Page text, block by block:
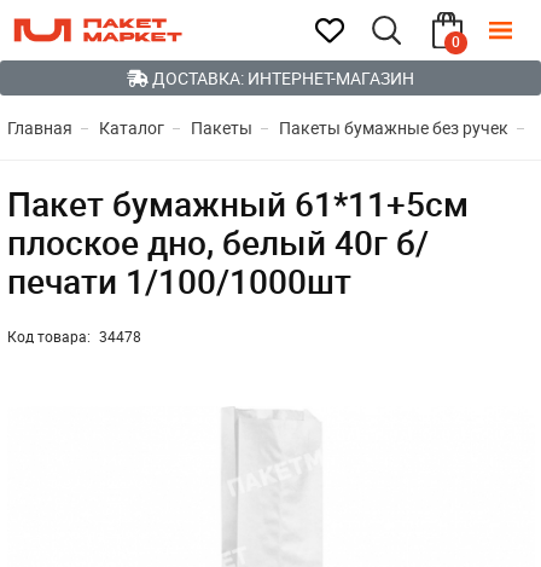
0
ДОСТАВКА: ИНТЕРНЕТ-МАГАЗИН
Главная Каталог Пакеты Пакеты бумажные без ручек
Пакет бумажный 61*11+5см
плоское дно, белый 40г б/
печати 1/100/1000шт
Код товара: 34478